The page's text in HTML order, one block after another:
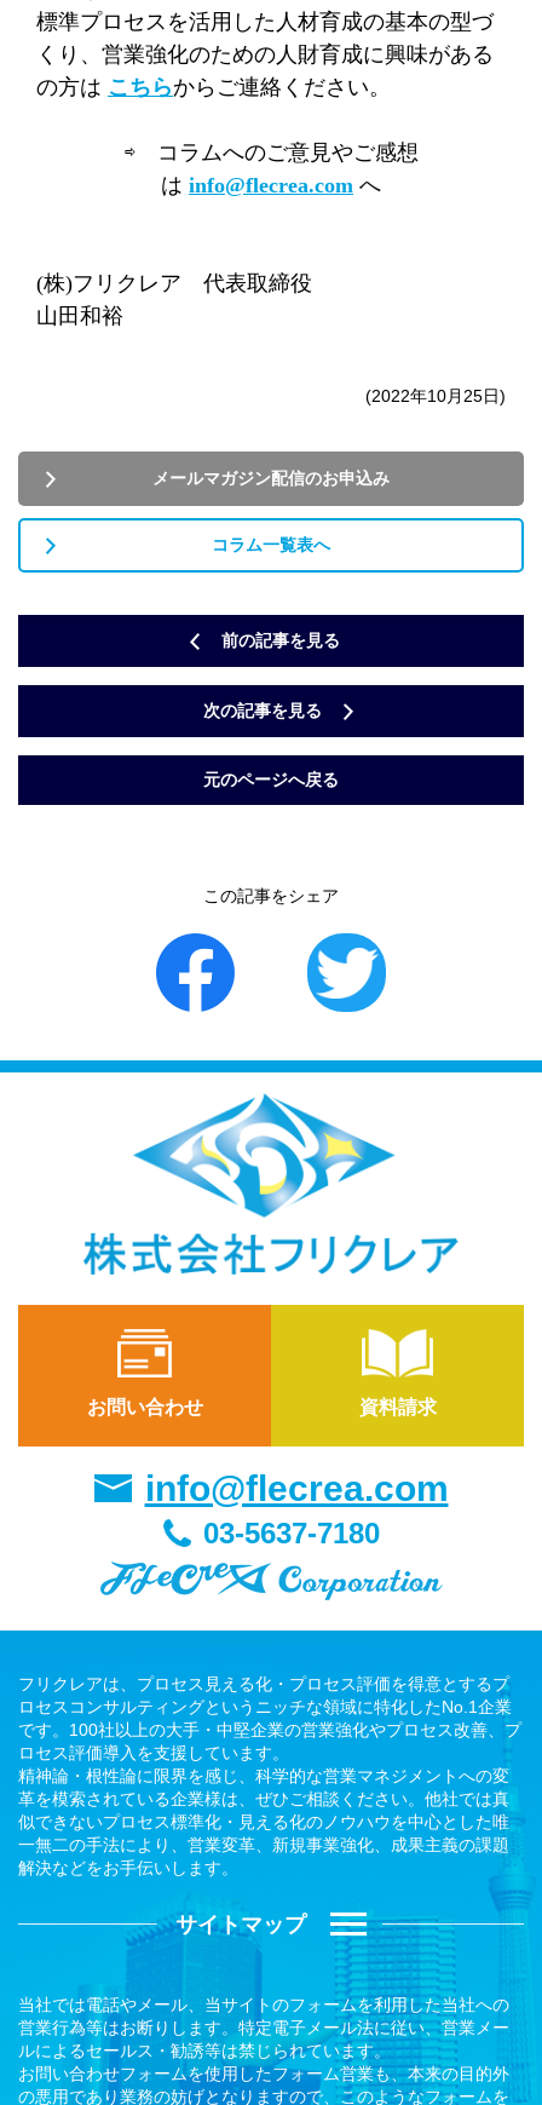
標準プロセスを活用した人材育成の基本の型づ
くり、営業強化のための人財育成に興味がある
の方は こちらからご連絡ください。
⇨ コラムへのご意見やご感想
は info@flecrea.com へ
(株)フリクレア 代表取締役
山田和裕
(2022年10月25日)
メールマガジン配信のお申込み
コラム一覧表へ
前の記事を見る
次の記事を見る
元のページへ戻る
この記事をシェア
お問い合わせ 資料請求
info@flecrea.com
03-5637-7180
フリクレアは、プロセス見える化・プロセス評価を得意とするプ
ロセスコンサルティングというニッチな領域に特化したNo.1企業
です。100社以上の大手・中堅企業の営業強化やプロセス改善、プ
ロセス評価導入を支援しています。
精神論・根性論に限界を感じ、科学的な営業マネジメントへの変
革を模索されている企業様は、ぜひご相談ください。他社では真
似できないプロセス標準化・見える化のノウハウを中心とした唯
一無二の手法により、営業変革、新規事業強化、成果主義の課題
解決などをお手伝いします。
サイトマップ
当社では電話やメール、当サイトのフォームを利用した当社への
営業行為等はお断りします。特定電子メール法に従い、営業メー
ルによるセールス・勧誘等は禁じられています。
お問い合わせフォームを使用したフォーム営業も、本来の目的外
の悪用であり業務の妨げとなりますので、このようなフォームを